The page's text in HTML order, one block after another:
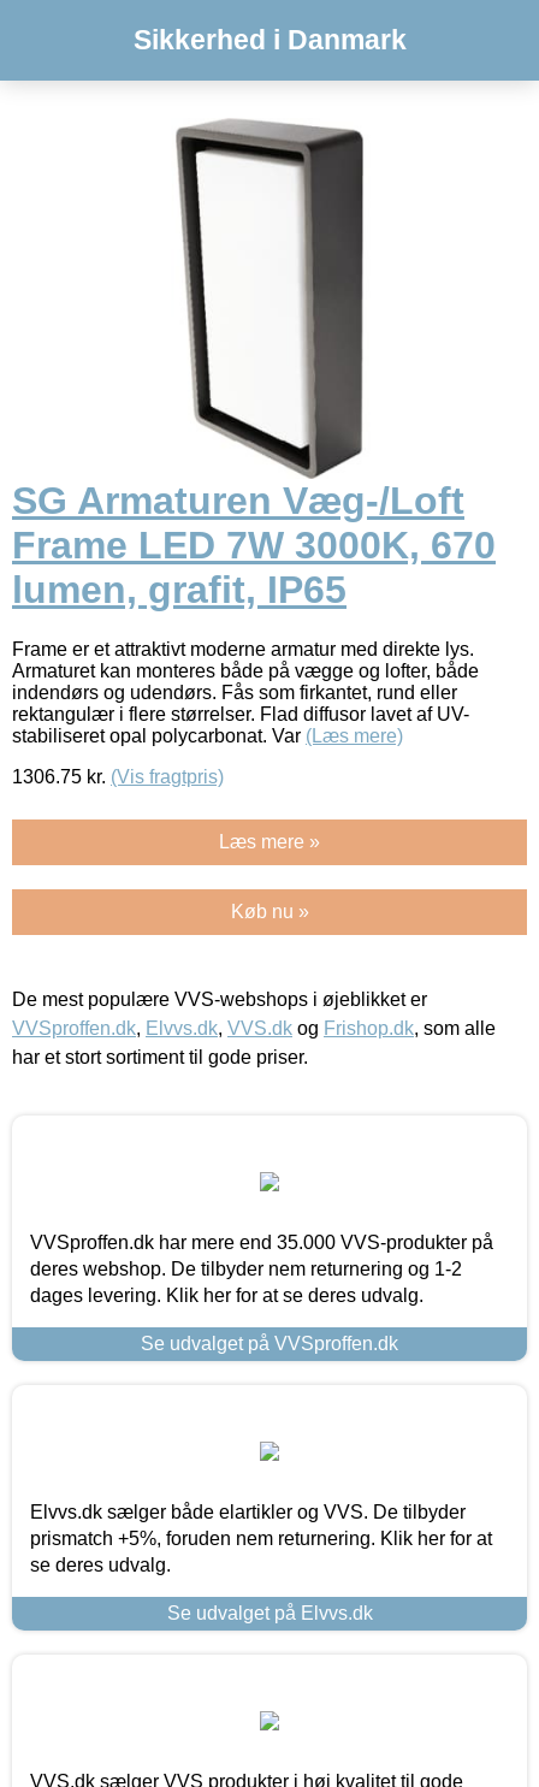
Sikkerhed i Danmark
SG Armaturen Væg-/Loft
Frame LED 7W 3000K, 670
lumen, grafit, IP65
Frame er et attraktivt moderne armatur med direkte lys.
Armaturet kan monteres både på vægge og lofter, både
indendørs og udendørs. Fås som firkantet, rund eller
rektangulær i flere størrelser. Flad diffusor lavet af UV-
stabiliseret opal polycarbonat. Var (Læs mere)
1306.75 kr. (Vis fragtpris)
Læs mere »
Køb nu »
De mest populære VVS-webshops i øjeblikket er
VVSproffen.dk, Elvvs.dk, VVS.dk og Frishop.dk, som alle
har et stort sortiment til gode priser.
VVSproffen.dk har mere end 35.000 VVS-produkter på
deres webshop. De tilbyder nem returnering og 1-2
dages levering. Klik her for at se deres udvalg.
Se udvalget på VVSproffen.dk
Elvvs.dk sælger både elartikler og VVS. De tilbyder
prismatch +5%, foruden nem returnering. Klik her for at
se deres udvalg.
Se udvalget på Elvvs.dk
VVS.dk sælger VVS produkter i høj kvalitet til gode